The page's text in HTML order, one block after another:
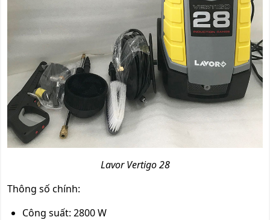
Lavor Vertigo 28
Thông số chính:
Công suất: 2800 W